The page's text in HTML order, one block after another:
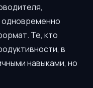
одновременно
Те, кто
в
навыками, но